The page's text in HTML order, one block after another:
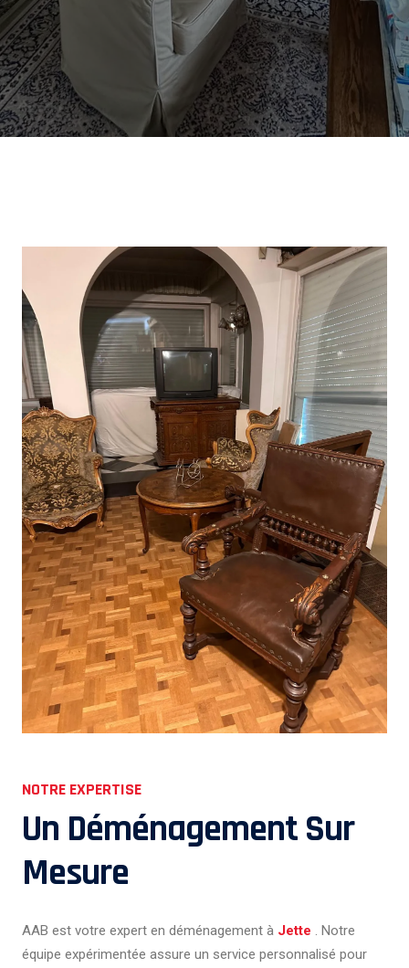
NOTRE EXPERTISE
Un Déménagement Sur
Mesure
AAB est votre expert en déménagement à Jette . Notre
équipe expérimentée assure un service personnalisé pour